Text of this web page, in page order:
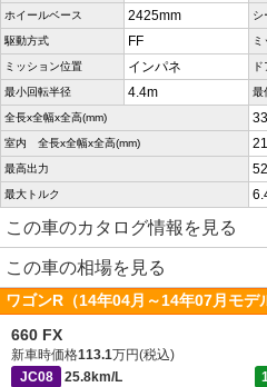
ホイールベース 2425mm シ
駆動方式 FF ミ
ミッション位置 インパネ
最小回転半径 4.4m 最
全長x全幅x全高(mm)
室内 全長x全幅x全高(mm)
最高出力
最大トルク
この車のカタログ情報を見る
この車の相場を見る
ワゴンR（14年04月～14年07月モデ
660 FX
新車時価格113.1万円(税込)
JC08
25.8km/L